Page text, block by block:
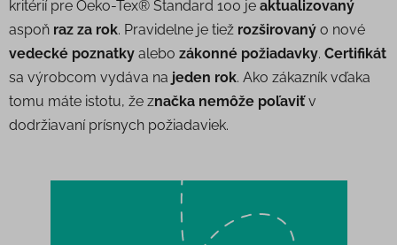
kritérií pre Oeko-Tex® Standard 100 je aktualizovaný
aspoň raz za rok. Pravidelne je tiež rozširovaný o nové
vedecké poznatky alebo zákonné požiadavky. Certifikát
sa výrobcom vydáva na jeden rok. Ako zákazník vďaka
tomu máte istotu, že značka nemôže poľaviťv
dodržiavaní prísnych požiadaviek.